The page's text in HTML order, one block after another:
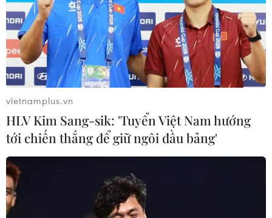
THỦY
Sở hữu trí tuệ
Quy định sử dụng
RSS
Hỗ trợ
Ngôn ngữ
TTXVN
Dịch vụ tin
Liên hệ
Giấy phép số: 1374/GP-BTTTT do Bộ Thông tin và Truyền thông
cấp ngày 11/9/2008.
vietnamplus.vn
HLV Kim Sang-sik: 'Tuyển Việt Nam hướng
tới chiến thắng để giữ ngôi đầu bảng'